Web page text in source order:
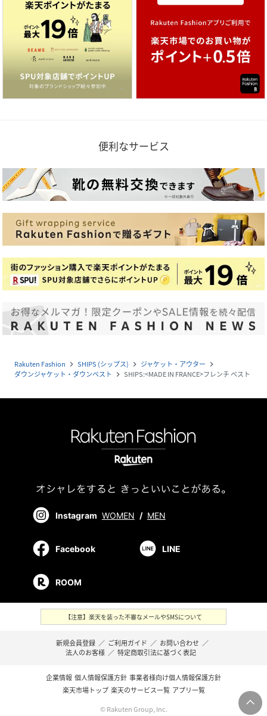
便利なサービス
Rakuten Fashion navigate_next SHIPS (シップス) navigate_next ジャケット・アウター navigate_next
ダウンジャケット・ダウンベスト navigate_next SHIPS:<MADE IN FRANCE>フレンチ ベスト
Instagram WOMEN / MEN
Facebook LINE
ROOM
【注意】楽天を装った不審なメールやSMSについて
新規会員登録 ／ ご利用ガイド ／ お問い合わせ ／
法人のお客様 ／ 特定商取引法に基づく表記
企業情報 個人情報保護方針 事業者様向け個人情報保護方針
楽天市場トップ 楽天のサービス一覧 アプリ一覧
© Rakuten Group, Inc.